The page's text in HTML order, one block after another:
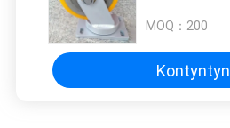
placówek
MOQ： 200